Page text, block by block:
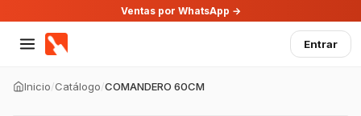
Ventas por WhatsApp →
Entrar
Inicio/Catálogo/COMANDERO 60CM